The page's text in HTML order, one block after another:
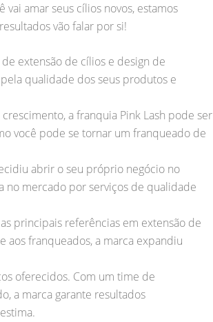
vai amar seus cílios novos, estamos
vão falar por si!
extensão de cílios e design de
qualidade dos seus produtos e
a franquia Pink Lash pode ser
você pode se tornar um franqueado de
abrir o seu próprio negócio no
no mercado por serviços de qualidade
principais referências em extensão de
franqueados, a marca expandiu
oferecidos. Com um time de
a marca garante resultados